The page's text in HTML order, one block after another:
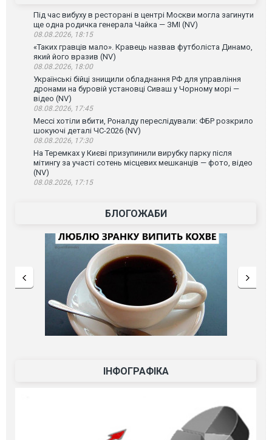
Під час вибуху в ресторані в центрі Москви могла загинути
ще одна родичка генерала Чайка — ЗМІ (NV)
08.08.2026, 18:15
«Таких гравців мало». Кравець назвав футболіста Динамо,
який його вразив (NV)
08.08.2026, 18:00
Українські бійці знищили обладнання РФ для управління
дронами на буровій установці Сиваш у Чорному морі —
відео (NV)
08.08.2026, 17:45
Мессі хотіли вбити, Роналду переслідували: ФБР розкрило
шокуючі деталі ЧС-2026 (NV)
08.08.2026, 17:30
На Теремках у Києві призупинили вирубку парку після
мітингу за участі сотень місцевих мешканців — фото, відео
(NV)
08.08.2026, 17:15
БЛОГОЖАБИ
ІНФОГРАФІКА